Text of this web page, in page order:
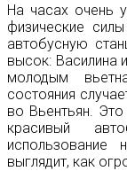
На часах очень
физические
автобусную
высок: Василина
молодым
состояния
во Вьентьян.
красивый
выглядит, как